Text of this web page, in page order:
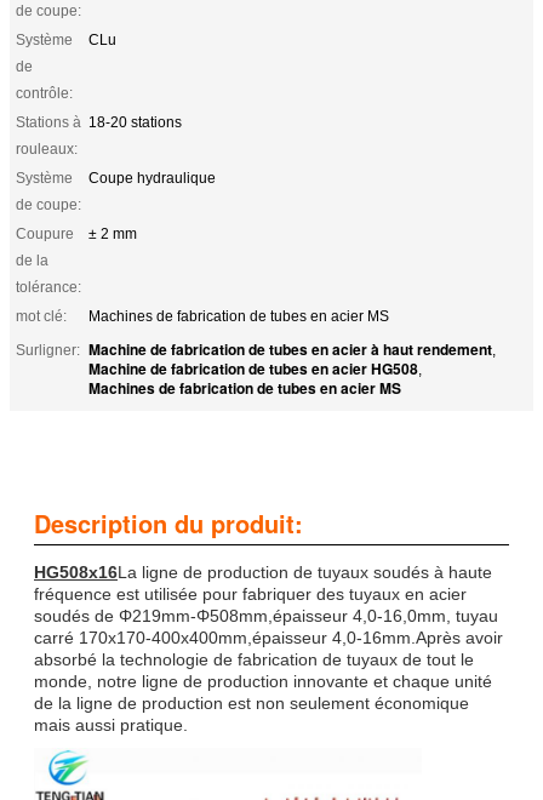
de coupe:
Système
de
contrôle:
CLu
Stations à
rouleaux:
18-20 stations
Système
de coupe:
Coupe hydraulique
Coupure
de la
tolérance:
± 2 mm
mot clé:
Machines de fabrication de tubes en acier MS
Surligner: Machine de fabrication de tubes en acier à haut rendement,
Machine de fabrication de tubes en acier HG508,
Machines de fabrication de tubes en acier MS
Description du produit:
HG508x16La ligne de production de tuyaux soudés à haute
fréquence est utilisée pour fabriquer des tuyaux en acier
soudés de Φ219mm-Φ508mm,épaisseur 4,0-16,0mm, tuyau
carré 170x170-400x400mm,épaisseur 4,0-16mm.Après avoir
absorbé la technologie de fabrication de tuyaux de tout le
monde, notre ligne de production innovante et chaque unité
de la ligne de production est non seulement économique
mais aussi pratique.